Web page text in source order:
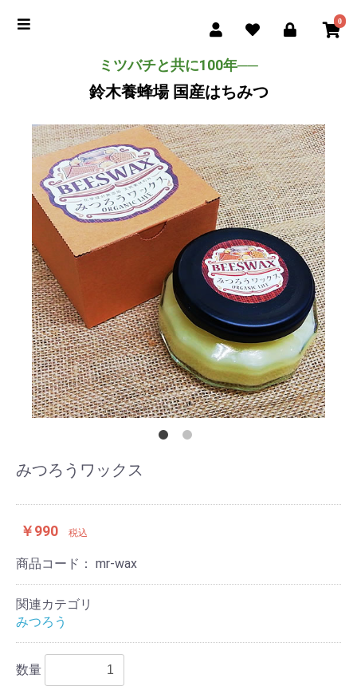
0
ミツバチと共に100年──
鈴木養蜂場 国産はちみつ
みつろうワックス
￥990 税込
商品コード： mr-wax
関連カテゴリ
みつろう
数量